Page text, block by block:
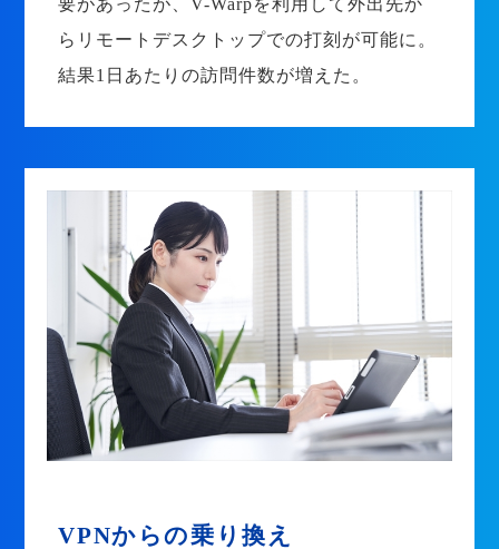
要があったが、V-Warpを利用して外出先か
らリモートデスクトップでの打刻が可能に。
結果1日あたりの訪問件数が増えた。
VPNからの乗り換え